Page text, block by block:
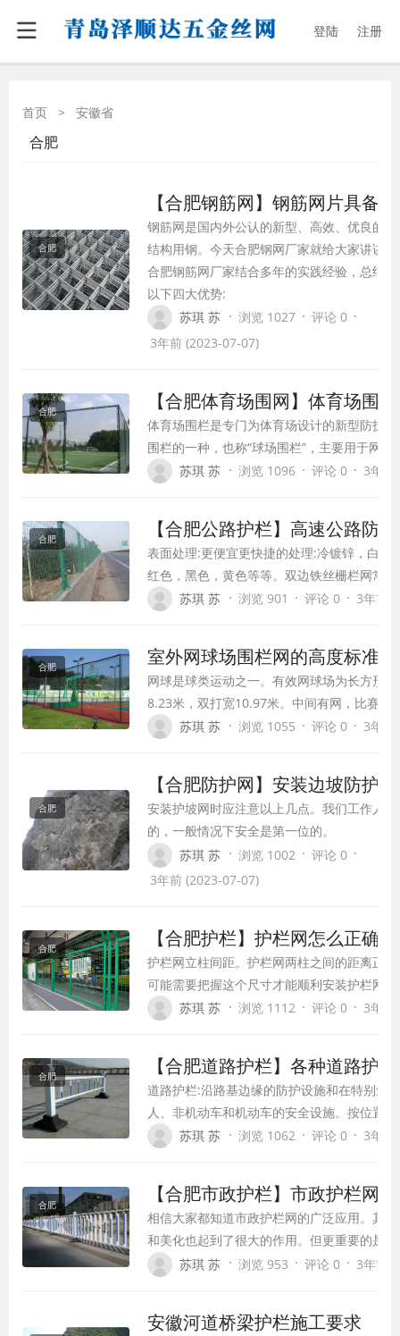
登陆 注册
首页 > 安徽省
合肥
合肥
【合肥钢筋网】钢筋网片具备
钢筋网是国内外公认的新型、高效、优良的
结构用钢。今天合肥钢网厂家就给大家讲讲
点。
合肥钢筋网厂家结合多年的实践经验，总结
以下四大优势:
苏琪 苏 · 浏览 1027 · 评论 0 ·
3年前 (2023-07-07)
合肥 【合肥体育场围网】体育场围
体育场围栏是专门为体育场设计的新型防护
围栏的一种，也称“球场围栏”，主要用于网
铁路、高速公路等护栏网设备。
苏琪 苏 · 浏览 1096 · 评论 0 · 3年前
合肥 【合肥公路护栏】高速公路防
表面处理:更便宜更快捷的处理:冷镀锌，白色
红色，黑色，黄色等等。双边铁丝栅栏网常
色可选:草绿、墨绿、白色、黄色、黑色、红
苏琪 苏 · 浏览 901 · 评论 0 · 3年前
合肥 室外网球场围栏网的高度标准
网球是球类运动之一。有效网球场为长方形
8.23米，双打宽10.97米。中间有网，比赛双
员用网球拍击球。网球场面积不少于36.6米
苏琪 苏 · 浏览 1055 · 评论 0 · 3年前
合肥
【合肥防护网】安装边坡防护
安装护坡网时应注意以上几点。我们工作人
的，一般情况下安全是第一位的。
苏琪 苏 · 浏览 1002 · 评论 0 ·
3年前 (2023-07-07)
合肥 【合肥护栏】护栏网怎么正确
护栏网立柱间距。护栏网两柱之间的距离正
可能需要把握这个尺寸才能顺利安装护栏网。
苏琪 苏 · 浏览 1112 · 评论 0 · 3年前
合肥 【合肥道路护栏】各种道路护
道路护栏:沿路基边缘的防护设施和在特别危
人、非机动车和机动车的安全设施。按位置
栏、机械式非隔离道路护栏和人行道护栏。
苏琪 苏 · 浏览 1062 · 评论 0 · 3年前
合肥 【合肥市政护栏】市政护栏网
相信大家都知道市政护栏网的广泛应用。其
和美化也起到了很大的作用。但更重要的是
保障的，防护措施也是重要的一环，在安装
苏琪 苏 · 浏览 953 · 评论 0 · 3年前
安徽河道桥梁护栏施工要求